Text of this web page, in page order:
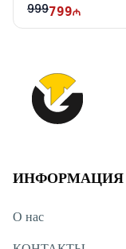
999799
ИНФОРМАЦИЯ
О нас